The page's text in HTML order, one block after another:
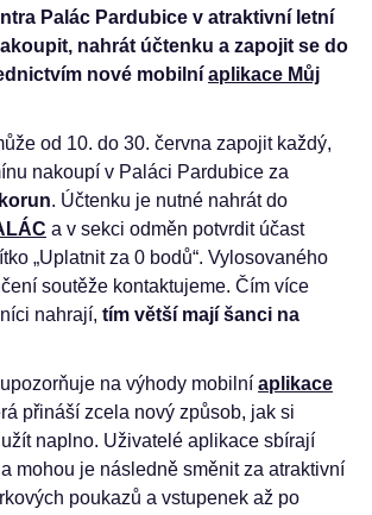
Palác Pardubice v atraktivní letní
nahrát účtenku a zapojit se do
nové mobilní aplikace Můj
od 10. do 30. června zapojit každý,
nakoupí v Paláci Pardubice za
. Účtenku je nutné nahrát do
a v sekci odměn potvrdit účast
„Uplatnit za 0 bodů“. Vylosovaného
soutěže kontaktujeme. Čím více
nahrají, tím větší mají šanci na
na výhody mobilní aplikace
přináší zcela nový způsob, jak si
naplno. Uživatelé aplikace sbírají
mohou je následně směnit za atraktivní
poukazů a vstupenek až po